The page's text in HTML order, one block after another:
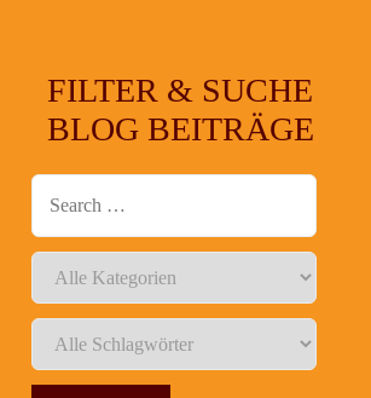
FILTER & SUCHE
BLOG BEITRÄGE